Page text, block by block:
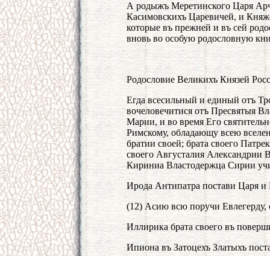
А родыжъ Меретинского Царя
Касимовскихъ Царевичей, и
которые въ прежней и въ сей
вновь во особую родословную
Родословие Великихъ Князей
Егда всесильный и единый отъ
вочеловечитися отъ Пресвятыя
Марии, и во время Его
Римскому, обладающу всею
братии своей; брата своего
своего Августалия Александрии
Кириниа Властодержца Сирии
Ирода Антипатра постави Царя
(12) Асию всю поручи Евлегерду,
Иллирика брата своего въ
Ипиона въ Затоцехъ Златыхъ